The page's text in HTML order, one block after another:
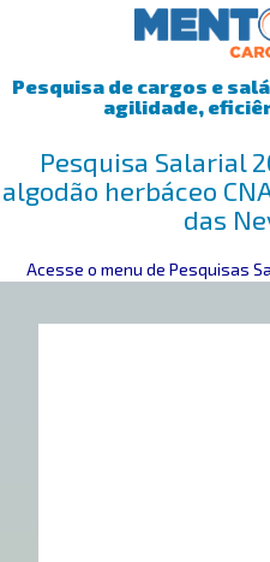
Pesquisa de cargos e
agilidade,
Pesquisa Salarial
algodão herbáceo
das
Mentoring>Pesquisa Salarial>
Acesse o menu de Pesquisas